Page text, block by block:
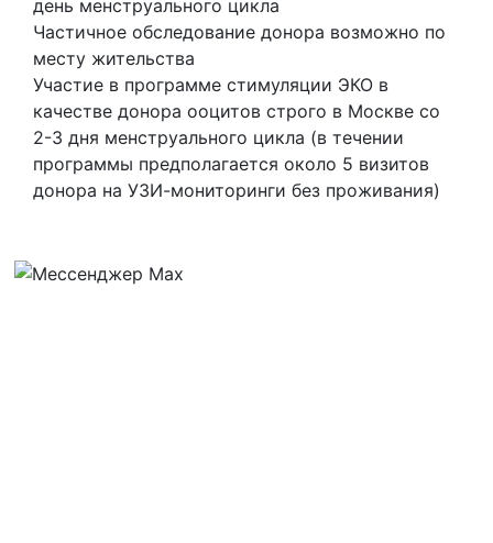
день менструального цикла
Частичное обследование донора возможно по
месту жительства
Участие в программе стимуляции ЭКО в
качестве донора ооцитов строго в Москве со
2-3 дня менструального цикла (в течении
программы предполагается около 5 визитов
донора на УЗИ-мониторинги без проживания)